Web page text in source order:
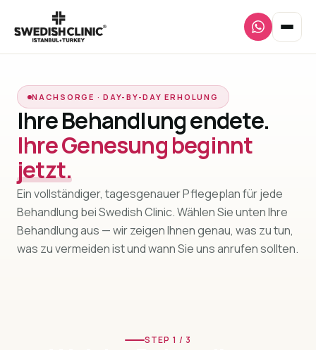
NACHSORGE · DAY-BY-DAY ERHOLUNG
Ihre Behandlung endete.
Ihre Genesung beginnt
jetzt.
Ein vollständiger, tagesgenauer Pflegeplan für jede
Behandlung bei Swedish Clinic. Wählen Sie unten Ihre
Behandlung aus — wir zeigen Ihnen genau, was zu tun,
was zu vermeiden ist und wann Sie uns anrufen sollten.
STEP 1 / 3